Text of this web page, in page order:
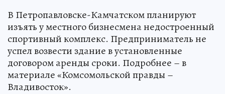
В Петропавловске-Камчатском планируют
изъять у местного бизнесмена недостроенный
спортивный комплекс. Предприниматель не
успел возвести здание в установленные
договором аренды сроки. Подробнее – в
материале «Комсомольской правды –
Владивосток».